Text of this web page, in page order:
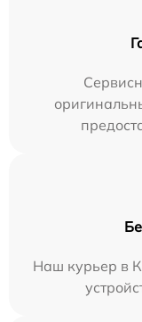
Наш курьер в